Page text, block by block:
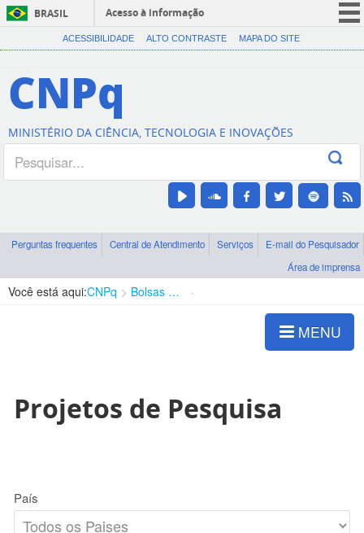
BRASIL
Acesso à informação
CORONAVÍRUS (COVID-19)
Canais
ACESSIBILIDADE ALTO CONTRASTE MAPA DO SITE
CNPq
MINISTÉRIO DA CIÊNCIA, TECNOLOGIA E INOVAÇÕES
Perguntas frequentes Central de Atendimento Serviços
E-mail do Pesquisador
Área de imprensa
Você está aqui:CNPq Bolsas e Auxílios Vigentes
MENU
Projetos de Pesquisa
País